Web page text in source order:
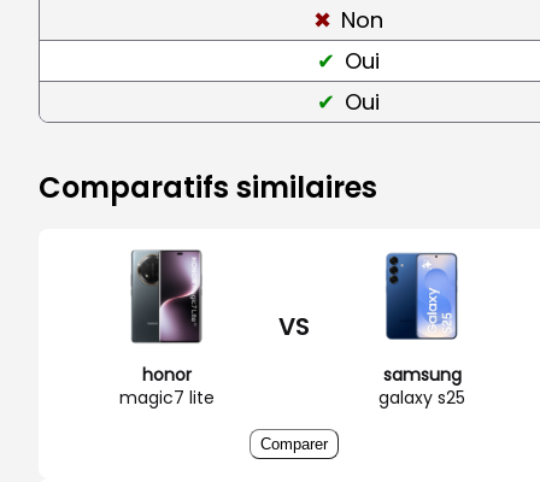
Non
Oui
Oui
Comparatifs similaires
honor
magic7 lite
VS
samsung
galaxy s25
Comparer